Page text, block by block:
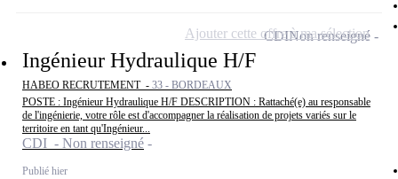
Ingénieur Hydraulique H/F
HABEO RECRUTEMENT - 33 - BORDEAUX
POSTE : Ingénieur Hydraulique H/F DESCRIPTION : Rattaché(e) au responsable
de l'ingénierie, votre rôle est d'accompagner la réalisation de projets variés sur le
territoire en tant qu'Ingénieur...
CDI - Non renseigné
Publié hier
CDINon renseigné
Ajouter cette offre à ma sélection